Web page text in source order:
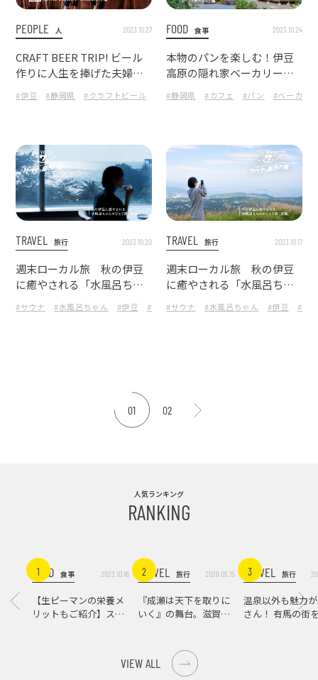
PEOPLE 人 2023.10.27
CRAFT BEER TRIP! ビール
作りに人生を捧げた夫婦が
に行こう！
#伊豆 #静岡県 #クラフトビール #ブルワリー #東海
FOOD 食事 2023.10.24
本物のパンを楽しむ！伊豆
高原の隠れ家ベーカリーカ
#静岡県 #カフェ #パン #ベーカリ
TRAVEL 旅行 2023.10.20
週末ローカル旅 秋の伊豆
に癒やされる「水風呂ちゃ
んのひとり旅・後編 〜お
宿〜」
#サウナ #水風呂ちゃん #伊豆 #静岡県 #東海
TRAVEL 旅行 2023.10.17
週末ローカル旅 秋の伊豆
に癒やされる「水風呂ちゃ
んのひとり旅・前編 〜伊豆
さんぽ〜」
#サウナ #水風呂ちゃん #伊豆 #静
01 02
人気ランキング
RANKING
1FOOD 食事 2023.10.16
【生ピーマンの栄養メ
リットもご紹介】スパ
2
TRAVEL 旅行 2026.05.15
『成瀬は天下を取りに
いく』の舞台。滋賀県
3
TRAVEL 旅行
温泉以外も魅力
さん！ 有馬の街
VIEW ALL